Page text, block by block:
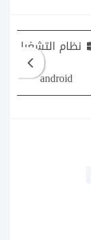
نظام التشغيل
android